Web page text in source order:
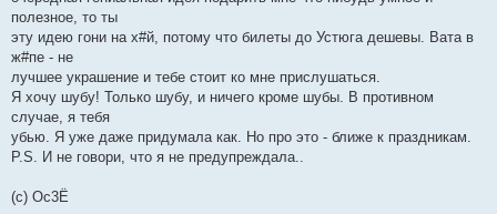
полезное, то ты
эту идею гони на х#й, потому что билеты до Устюга дешевы. Вата в
ж#пе - не
лучшее украшение и тебе стоит ко мне прислушаться.
Я хочу шубу! Только шубу, и ничего кроме шубы. В противном
случае, я тебя
убью. Я уже даже придумала как. Но про это - ближе к праздникам.
P.S. И не говори, что я не предупреждала..
(с) Ос3Ё